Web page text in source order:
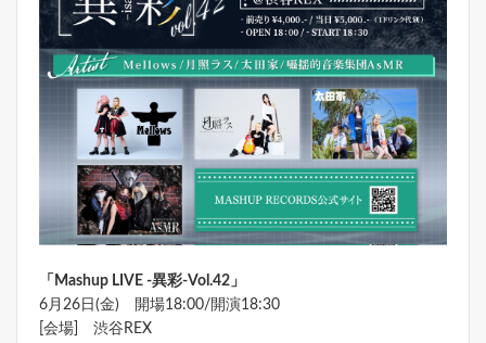
「Mashup LIVE -異彩-Vol.42 」
6月26日(金) 開場18:00/開演18:30
[会場] 渋谷REX